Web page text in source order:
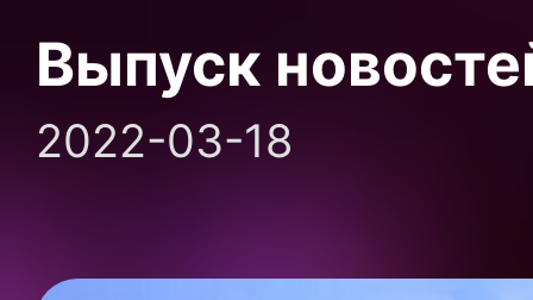
Выпуск
2022-03-18